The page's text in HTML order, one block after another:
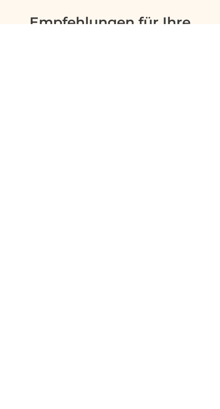
Empfehlungen für Ihre